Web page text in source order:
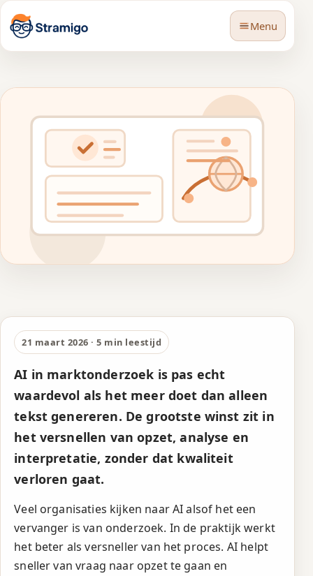
Menu
Wanneer AI in
marktonderzoek echt
waarde toevoegt
21 maart 2026 · 5 min leestijd
AI in marktonderzoek is pas echt
waardevol als het meer doet dan alleen
tekst genereren. De grootste winst zit in
het versnellen van opzet, analyse en
interpretatie, zonder dat kwaliteit
verloren gaat.
Veel organisaties kijken naar AI alsof het een
vervanger is van onderzoek. In de praktijk werkt
het beter als versneller van het proces. AI helpt
sneller van vraag naar opzet te gaan en